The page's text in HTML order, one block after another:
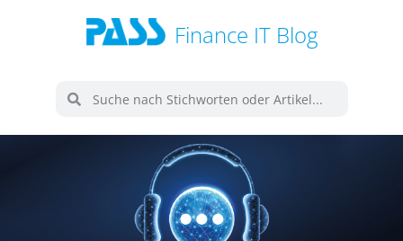
Finance IT Blog